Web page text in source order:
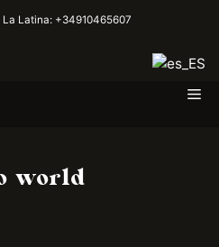
La Latina: +34910465607
world